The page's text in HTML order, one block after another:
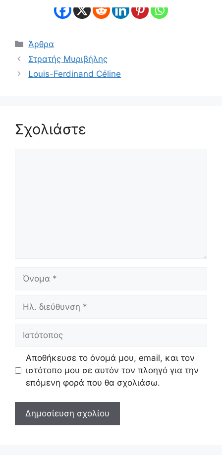
Κατηγορίες
Άρθρα
Στρατής Μυριβήλης
Louis-Ferdinand Céline
Σχολιάστε
Όνομα
Ηλ.
Ιστότοπος
Αποθήκευσε το όνομά μου, email, και τον
ιστότοπο μου σε αυτόν τον πλοηγό για την
επόμενη φορά που θα σχολιάσω.